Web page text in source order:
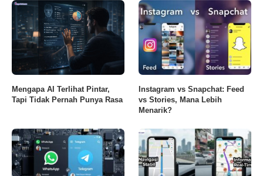
Mengapa AI Terlihat Pintar,
Tapi Tidak Pernah Punya Rasa
Instagram vs Snapchat: Feed
vs Stories, Mana Lebih
Menarik?